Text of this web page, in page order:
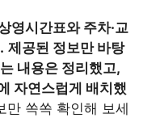
영시간표와 주차·교
제공된 정보만 바탕
내용은 정리했고,
자연스럽게 배치했
만 쏙쏙 확인해 보세